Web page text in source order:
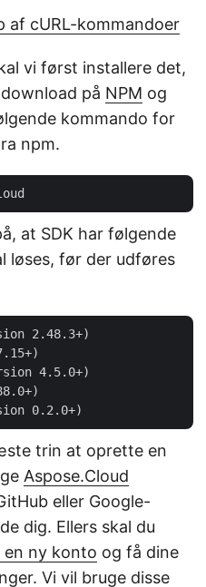
af cURL-kommandoer
vi først installere det,
på NPM og
kommando for
npm.
at SDK har følgende
løses, før der udføres
2.48.3+)
4.5.0+)
trin at oprette en
Aspose.Cloud
eller Google-
dig. Ellers skal du
en ny konto og få dine
Vi vil bruge disse